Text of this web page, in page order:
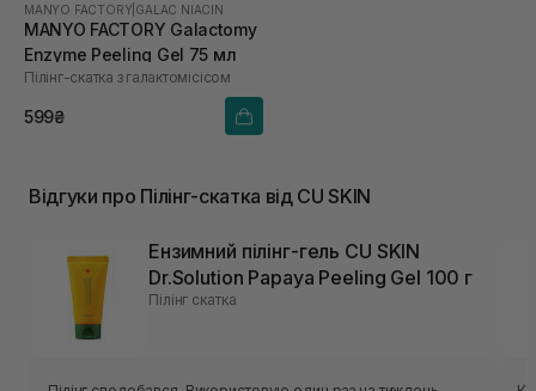
MANYO FACTORY GALAC NIACIN
MANYO FACTORY Galactomy
Enzyme Peeling Gel 75 мл
Пілінг-скатка з галактомісісом
599₴
Відгуки про Пілінг-скатка від CU SKIN
Ензимний пілінг-гель СU SKIN
Dr.Solution Papaya Peeling Gel 100 г
Пілінг скатка